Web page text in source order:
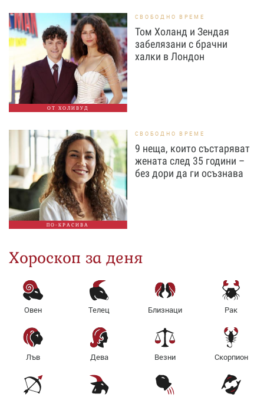
ОТ ХОЛИВУД
СВОБОДНО ВРЕМЕ
Том Холанд и Зендая
забелязани с брачни
халки в Лондон
ПО-КРАСИВА
СВОБОДНО ВРЕМЕ
9 неща, които състаряват
жената след 35 години –
без дори да ги осъзнава
Хороскоп за деня
Овен Телец Близнаци Рак
Лъв Дева Везни Скорпион